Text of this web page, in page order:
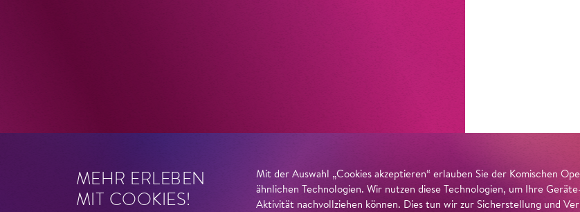
MEHR ERLEBEN
MIT COOKIES!
Mit der Auswahl „Cookies akzeptieren“ erlauben Sie der Komischen
ähnlichen Technologien. Wir nutzen diese Technologien, um Ihre
Aktivität nachvollziehen können. Dies tun wir zur Sicherstellung und